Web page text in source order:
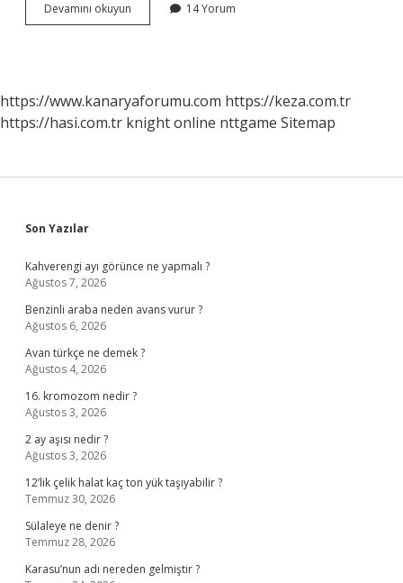
Devamını okuyun
Yaşındaki
14 Yorum
https://www.kanaryaforumu.com https://keza.com.tr
https://hasi.com.tr knight online nttgame Sitemap
Sidebar
Son Yazılar
Kahverengi ayı görünce ne yapmalı ?
Ağustos 7, 2026
Benzinli araba neden avans vurur ?
Ağustos 6, 2026
Avan türkçe ne demek ?
Ağustos 4, 2026
16. kromozom nedir ?
Ağustos 3, 2026
2 ay aşısı nedir ?
Ağustos 3, 2026
12’lik çelik halat kaç ton yük taşıyabilir ?
Temmuz 30, 2026
Sülaleye ne denir ?
Temmuz 28, 2026
Karasu’nun adı nereden gelmiştir ?